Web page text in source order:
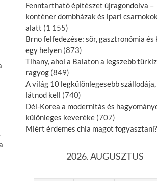
Fenntartható építészet újragondolva –
konténer dombházak és ipari
alatt (1 155)
Brno felfedezése: sör, gasztronómia és
egy helyen (873)
Tihany, ahol a Balaton a legszebb
ragyog (849)
A világ 10 legkülönlegesebb
látnod kell (740)
Dél-Korea a modernitás és
különleges keveréke (707)
Miért érdemes chia magot fogyasztani?
2026. AUGUSZTUS